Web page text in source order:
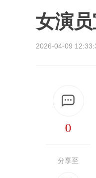
女演
2026-04-09
0
分享至